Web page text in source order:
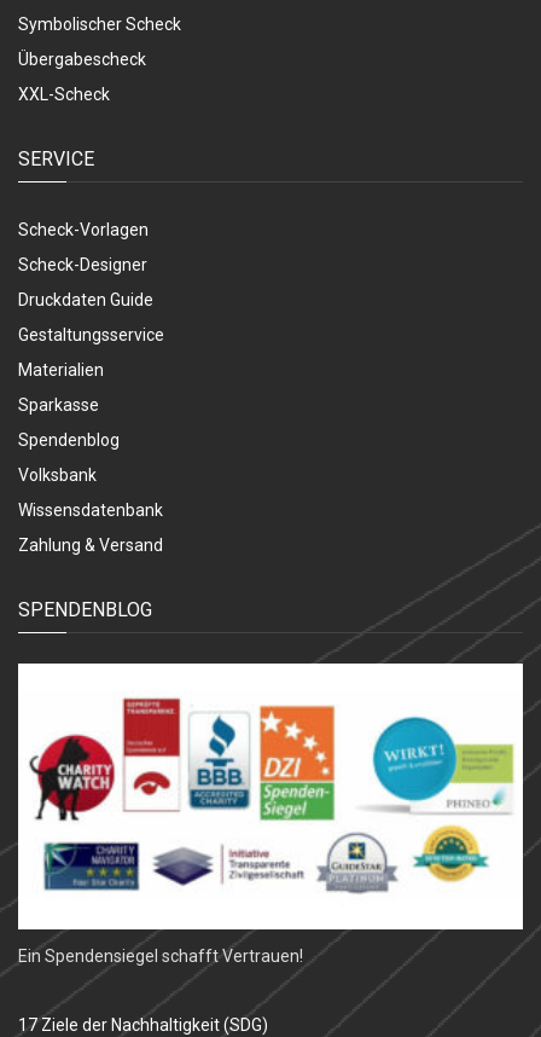
Symbolischer Scheck
Übergabescheck
XXL-Scheck
SERVICE
Scheck-Vorlagen
Scheck-Designer
Druckdaten Guide
Gestaltungsservice
Materialien
Sparkasse
Spendenblog
Volksbank
Wissensdatenbank
Zahlung & Versand
SPENDENBLOG
Ein Spendensiegel schafft Vertrauen!
17 Ziele der Nachhaltigkeit (SDG)